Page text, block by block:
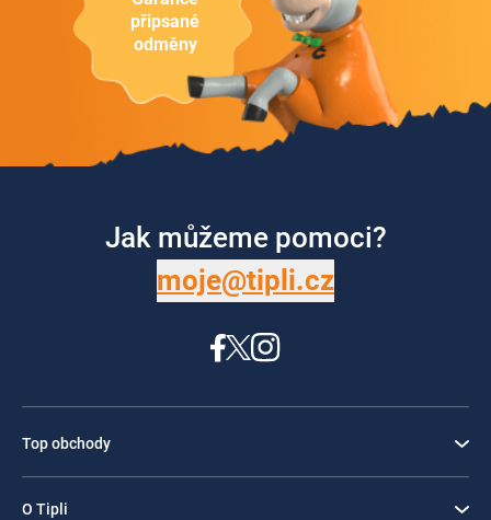
připsané
odměny
Jak můžeme pomoci?
moje@tipli.cz
Top obchody
O Tipli